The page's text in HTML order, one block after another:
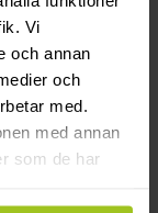
Vi
och annan
och
med.
med annan
som de har